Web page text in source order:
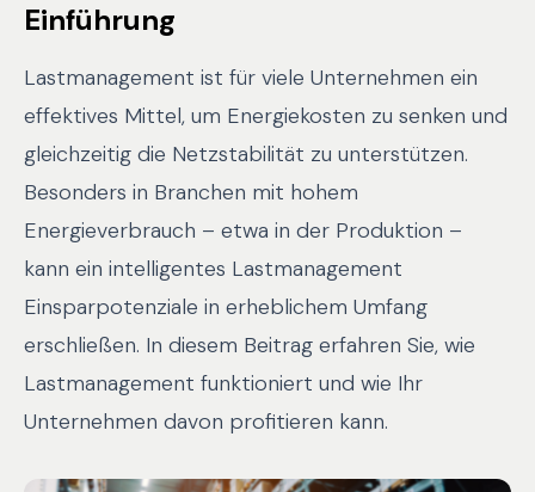
Einführung
Lastmanagement ist für viele Unternehmen ein
effektives Mittel, um Energiekosten zu senken und
gleichzeitig die Netzstabilität zu unterstützen.
Besonders in Branchen mit hohem
Energieverbrauch – etwa in der Produktion –
kann ein intelligentes Lastmanagement
Einsparpotenziale in erheblichem Umfang
erschließen. In diesem Beitrag erfahren Sie, wie
Lastmanagement funktioniert und wie Ihr
Unternehmen davon profitieren kann.